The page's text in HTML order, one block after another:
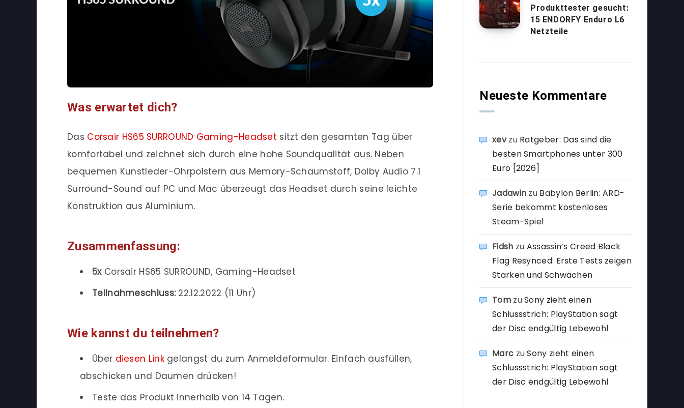
Was erwartet dich?
Das Corsair HS65 SURROUND Gaming-Headset sitzt den gesamten Tag über
komfortabel und zeichnet sich durch eine hohe Soundqualität aus. Neben
bequemen Kunstleder-Ohrpolstern aus Memory-Schaumstoff, Dolby Audio 7.1
Surround-Sound auf PC und Mac überzeugt das Headset durch seine leichte
Konstruktion aus Aluminium.
Zusammenfassung:
5xCorsair HS65 SURROUND, Gaming-Headset
Teilnahmeschluss: 22.12.2022 (11 Uhr)
Wie kannst du teilnehmen?
Über diesen Linkgelangst du zum Anmeldeformular. Einfach ausfüllen,
abschicken und Daumen drücken!
Teste das Produkt innerhalb von 14 Tagen.
Produkttester gesucht:
15 ENDORFY Enduro L6
Netzteile
Neueste Kommentare
xevzu Ratgeber: Das sind die
besten Smartphones unter 300
Euro [2026]
Jadawin zu Babylon Berlin: ARD-
Serie bekommt kostenloses
Steam-Spiel
Fidsh zu Assassin’s Creed Black
Flag Resynced: Erste Tests zeigen
Stärken und Schwächen
TomzuSony zieht einen
Schlussstrich: PlayStation sagt
der Disc endgültig Lebewohl
Marc zuSony zieht einen
Schlussstrich: PlayStation sagt
der Disc endgültig Lebewohl